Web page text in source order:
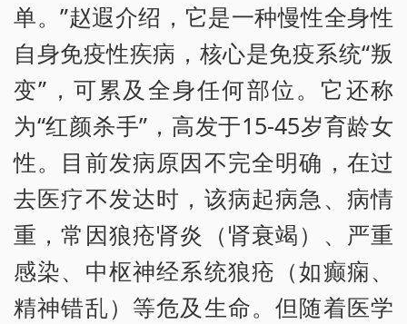
单。”赵遐介绍，它是一种慢性全身性
自身免疫性疾病，核心是免疫系统“叛
变”，可累及全身任何部位。它还称
为“红颜杀手”，高发于15-45岁育龄女
性。目前发病原因不完全明确，在过
去医疗不发达时，该病起病急、病情
重，常因狼疮肾炎（肾衰竭）、严重
感染、中枢神经系统狼疮（如癫痫、
精神错乱）等危及生命。但随着医学